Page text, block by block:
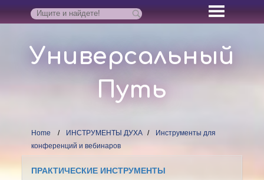
Универсальный
Путь
Home ИНСТРУМЕНТЫ ДУХА
Инструменты для
конференций и вебинаров
ПРАКТИЧЕСКИЕ ИНСТРУМЕНТЫ